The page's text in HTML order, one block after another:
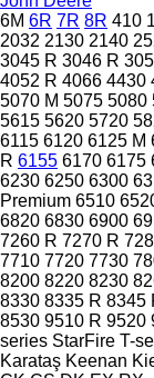
6M 6R 7R 8R 410
2032 2130 2140
3045 R 3046 R
4052 R 4066 4430
5070 M 5075 5080
5615 5620 5720
6115 6120 6125 M
R 6155 6170 6175
6230 6250 6300
Premium 6510
6820 6830 6900
7260 R 7270 R
7710 7720 7730
8200 8220 8230
8330 8335 R 8345
8530 9510 R 9520
series StarFire T-
Karataş Keenan